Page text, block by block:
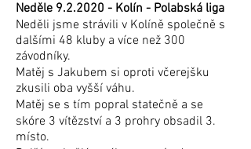
Neděle 9.2.2020 - Kolín - Polabská liga
Neděli jsme strávili v Kolíně společně s
dalšími 48 kluby a více než 300
závodníky.
Matěj s Jakubem si oproti včerejšku
zkusili oba vyšší váhu.
Matěj se s tím popral statečně a se
skóre 3 vítězství a 3 prohry obsadil 3.
místo.